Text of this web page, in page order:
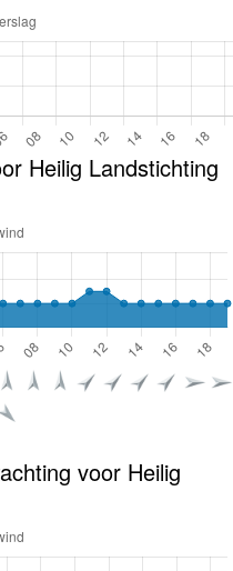
Heilig Landstichting
voor Heilig